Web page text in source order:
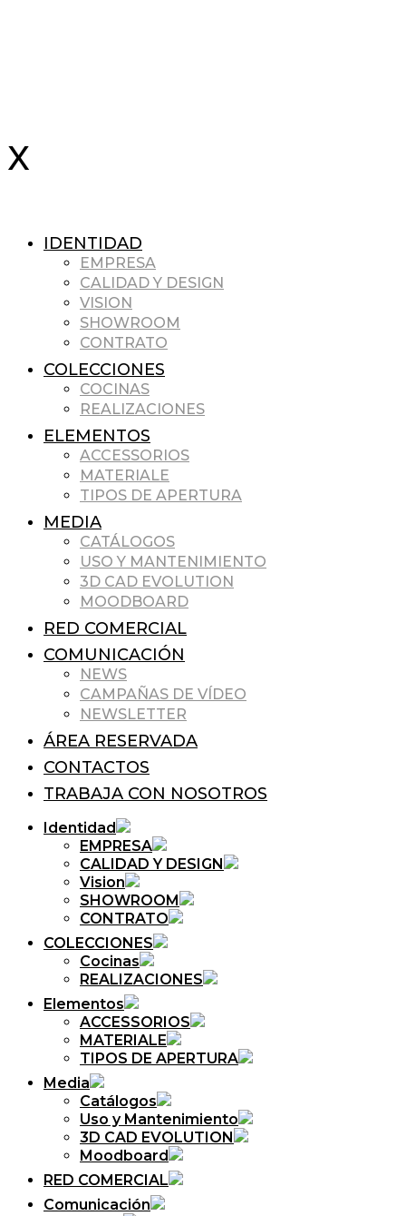
IDENTIDAD
EMPRESA
CALIDAD Y DESIGN
VISION
SHOWROOM
CONTRATO
COLECCIONES
COCINAS
REALIZACIONES
ELEMENTOS
ACCESSORIOS
MATERIALE
TIPOS DE APERTURA
MEDIA
CATÁLOGOS
USO Y MANTENIMIENTO
3D CAD EVOLUTION
MOODBOARD
RED COMERCIAL
COMUNICACIÓN
NEWS
CAMPAÑAS DE VÍDEO
NEWSLETTER
ÁREA RESERVADA
CONTACTOS
TRABAJA CON NOSOTROS
Identidad
EMPRESA
CALIDAD Y DESIGN
Vision
SHOWROOM
CONTRATO
COLECCIONES
Cocinas
REALIZACIONES
Elementos
ACCESSORIOS
MATERIALE
TIPOS DE APERTURA
Media
Catálogos
Uso y Mantenimiento
3D CAD EVOLUTION
Moodboard
RED COMERCIAL
Comunicación